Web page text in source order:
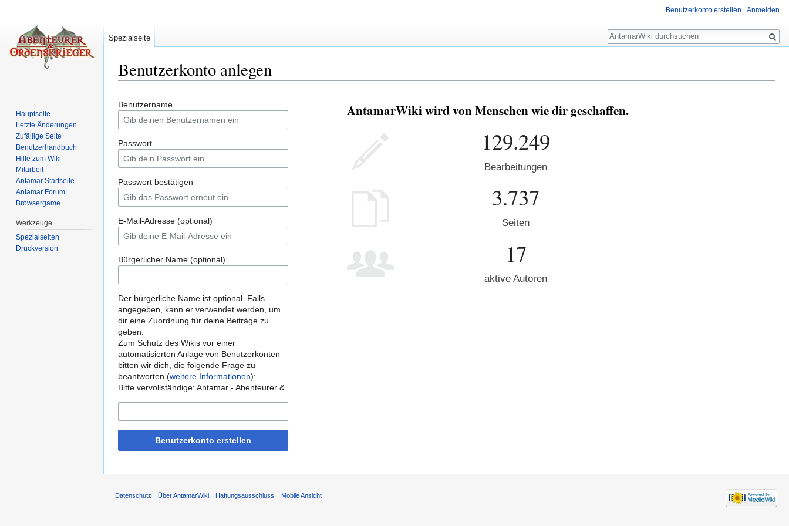
Benutzerkonto anlegen
Benutzername
Passwort
Passwort bestätigen
E-Mail-Adresse (optional)
Bürgerlicher Name (optional)
Der bürgerliche Name ist optional. Falls
angegeben, kann er verwendet werden, um
dir eine Zuordnung für deine Beiträge zu
geben.
Zum Schutz des Wikis vor einer
automatisierten Anlage von Benutzerkonten
bitten wir dich, die folgende Frage zu
beantworten (weitere Informationen):
Bitte vervollständige: Antamar - Abenteurer &
Benutzerkonto erstellen
AntamarWiki wird von Menschen wie dir geschaffen.
129.249
Bearbeitungen
3.737
Seiten
17
aktive Autoren
Benutzerkonto erstellen Anmelden
Spezialseite
Suche
Hauptseite
Letzte Änderungen
Zufällige Seite
Benutzerhandbuch
Hilfe zum Wiki
Mitarbeit
Antamar Startseite
Antamar Forum
Browsergame
Werkzeuge
Spezialseiten
Druckversion
Datenschutz Über AntamarWiki Haftungsausschluss Mobile Ansicht